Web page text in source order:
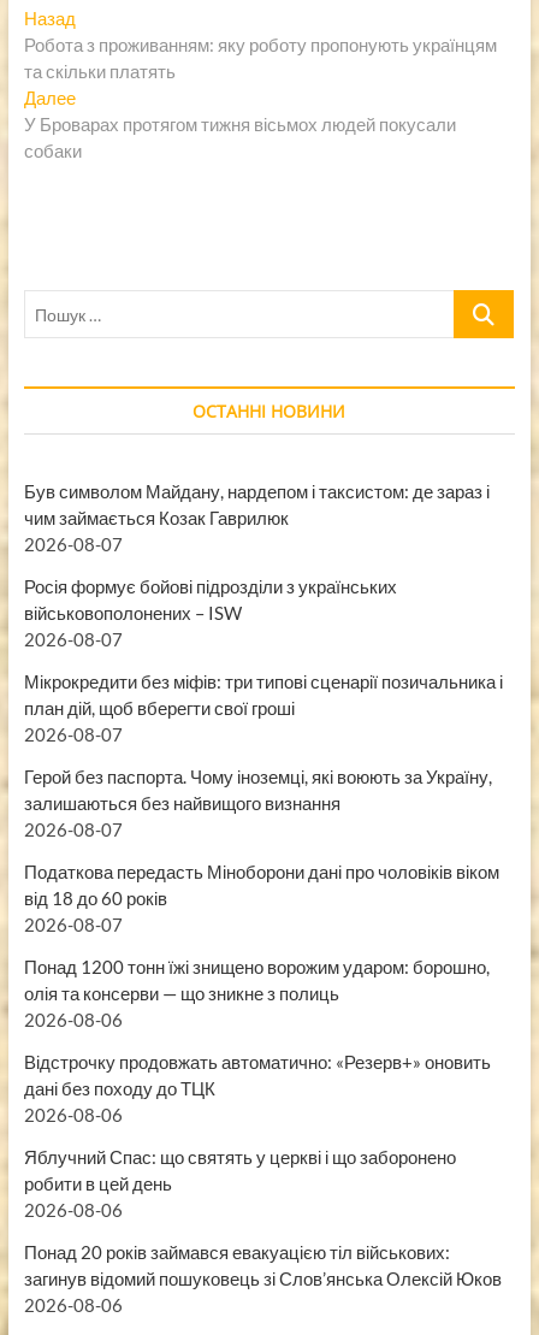
Навигация
по
записям
НазадПредыдущая
запись:
Робота з проживанням: яку роботу пропонують українцям
та скільки платять
ДалееСледующая
запись:
У Броварах протягом тижня вісьмох людей покусали
собаки
Пошук
ОСТАННІ НОВИНИ
Був символом Майдану, нардепом і таксистом: де зараз і
чим займається Козак Гаврилюк
2026-08-07
Росія формує бойові підрозділи з українських
військовополонених – ISW
2026-08-07
Мікрокредити без міфів: три типові сценарії позичальника і
план дій, щоб вберегти свої гроші
2026-08-07
Герой без паспорта. Чому іноземці, які воюють за Україну,
залишаються без найвищого визнання
2026-08-07
Податкова передасть Міноборони дані про чоловіків віком
від 18 до 60 років
2026-08-07
Понад 1200 тонн їжі знищено ворожим ударом: борошно,
олія та консерви — що зникне з полиць
2026-08-06
Відстрочку продовжать автоматично: «Резерв+» оновить
дані без походу до ТЦК
2026-08-06
Яблучний Спас: що святять у церкві і що заборонено
робити в цей день
2026-08-06
Понад 20 років займався евакуацією тіл військових:
загинув відомий пошуковець зі Слов’янська Олексій Юков
2026-08-06